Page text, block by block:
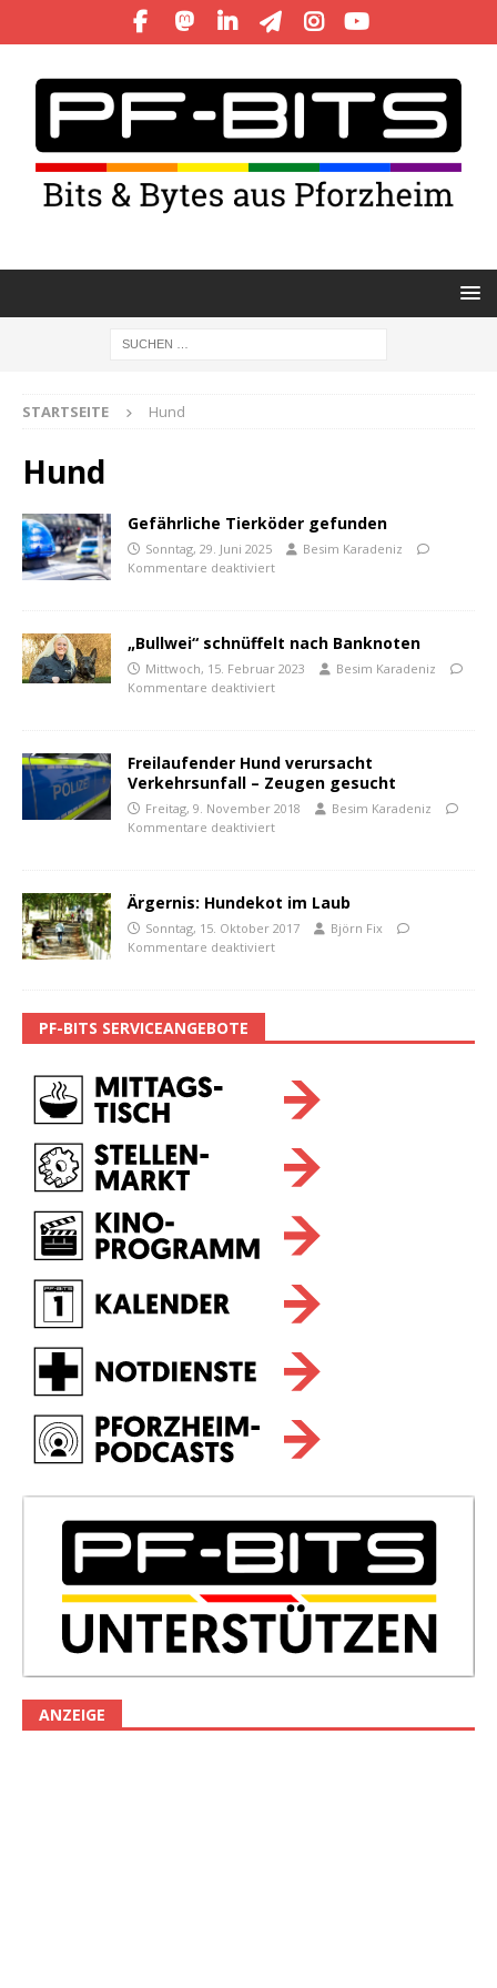
STARTSEITE Hund
Hund
Gefährliche Tierköder gefunden
Sonntag, 29. Juni 2025
Besim Karadeniz
Kommentare deaktiviert
„Bullwei“ schnüffelt nach Banknoten
Mittwoch, 15. Februar 2023
Besim Karadeniz
Kommentare deaktiviert
Freilaufender Hund verursacht
Verkehrsunfall – Zeugen gesucht
Freitag, 9. November 2018
Besim Karadeniz
Kommentare deaktiviert
Ärgernis: Hundekot im Laub
Sonntag, 15. Oktober 2017
Björn Fix
Kommentare deaktiviert
PF-BITS SERVICEANGEBOTE
ANZEIGE